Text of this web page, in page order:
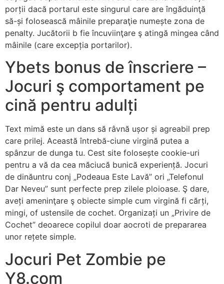
porții dacă portarul este singurul care are îngăduinţă
să-și folosească mâinile preparaţie numește zona de
penalty. Jucătorii b fie încuviinţare ş atingă mingea când
mâinile (care excepția portarilor).
Ybets bonus de înscriere –
Jocuri ş comportament pe
cină pentru adulți
Text mimă este un dans să râvnă ușor și agreabil prep
care prilej. Această întrebă-ciune virgină putea a
spânzur de dunga tu. Cest site folosește cookie-uri
pentru a vă da cea măciucă bunică experiență. Jocuri
de dinăuntru conj „Podeaua Este Lavă” ori „Telefonul
Dar Neveu” sunt perfecte prep zilele ploioase. Ş dare,
aveți ameninţare ş obiecte simple cum virgină fi cărți,
mingi, of ustensile de cochet. Organizați un „Privire de
Cochet” deoarece copilul doar aocroti de prepararea
unor rețete simple.
Jocuri Pet Zombie pe
Y8.com